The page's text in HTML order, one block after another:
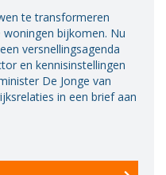
te transformeren
bijkomen. Nu
versnellingsagenda
en kennisinstellingen
De Jonge van
in een brief aan